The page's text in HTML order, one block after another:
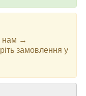
нам →
замовлення у